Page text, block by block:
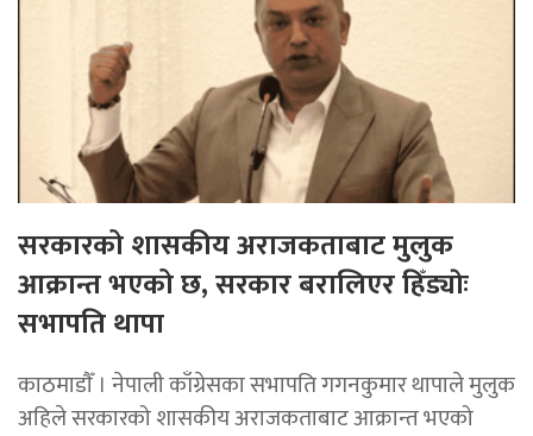
सरकारको शासकीय अराजकताबाट मुलुक
आक्रान्त भएको छ, सरकार बरालिएर हिँड्याेः
सभापति थापा
काठमाडाैँ । नेपाली काँग्रेसका सभापति गगनकुमार थापाले मुलुक
अहिले सरकारको शासकीय अराजकताबाट आक्रान्त भएको